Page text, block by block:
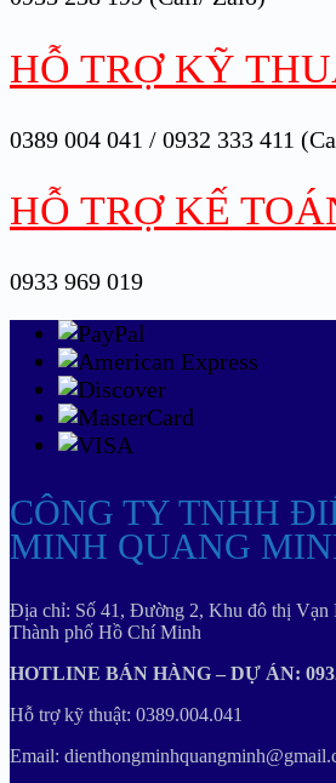
HỖ TRỢ KỸ
0389 004 041 / 0932 333 411
HỖ TRỢ KẾ
0933 969 019
CÔNG TY TNHH
MINH QUANG
Địa chỉ: Số 41, Đường 2, Khu đô thị Vạn
Thành phố Hồ Chí Minh
HOTLINE BÁN HÀNG – DỰ ÁN:
Hỗ trợ kỹ thuật: 0389.004.041
Email: